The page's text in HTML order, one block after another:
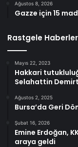
Ağustos 8, 2026
Gazze için 15
Rastgele Haberler
Mayıs 22, 2023
Hakkari
Selahattin
Ağustos 2, 2025
Bursa’da Geri
Şubat 16, 2026
Emine Erdoğan,
araya geldi